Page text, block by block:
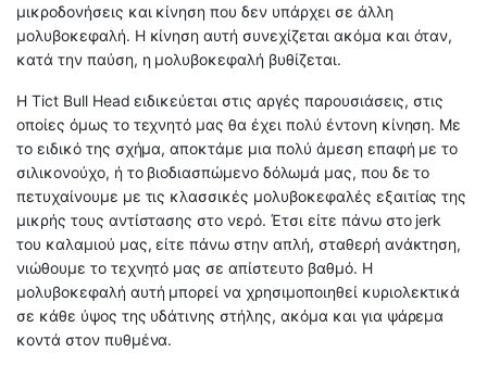
μικροδονήσεις και κίνηση που δεν υπάρχει σε άλλη
μολυβοκεφαλή. Η κίνηση αυτή συνεχίζεται ακόμα και όταν,
κατά την παύση, η μολυβοκεφαλή βυθίζεται.
Η Tict Bull Head ειδικεύεται στις αργές παρουσιάσεις, στις
οποίες όμως το τεχνητό μας θα έχει πολύ έντονη κίνηση. Με
το ειδικό της σχήμα, αποκτάμε μια πολύ άμεση επαφή με το
σιλικονούχο, ή το βιοδιασπώμενο δόλωμά μας, που δε το
πετυχαίνουμε με τις κλασσικές μολυβοκεφαλές εξαιτίας της
μικρής τους αντίστασης στο νερό. Έτσι είτε πάνω στο jerk
του καλαμιού μας, είτε πάνω στην απλή, σταθερή ανάκτηση,
νιώθουμε το τεχνητό μας σε απίστευτο βαθμό. Η
μολυβοκεφαλή αυτή μπορεί να χρησιμοποιηθεί κυριολεκτικά
σε κάθε ύψος της υδάτινης στήλης, ακόμα και για ψάρεμα
κοντά στον πυθμένα.